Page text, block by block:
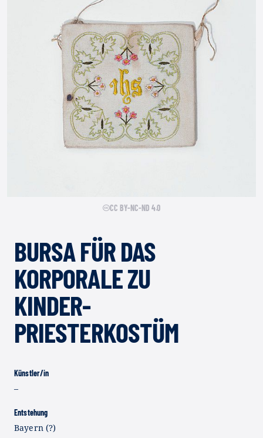
CC BY-NC-ND 4.0
BURSA FÜR DAS
KORPORALE ZU
KINDER-
PRIESTERKOSTÜM
Künstler/in
–
Entstehung
Bayern (?)